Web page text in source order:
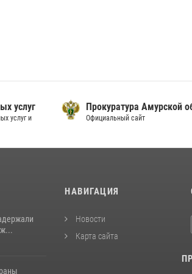
услуг
услуг и
Прокуратура Амурской
Официальный сайт
НАВИГАЦИЯ
Новости
Карта сайта